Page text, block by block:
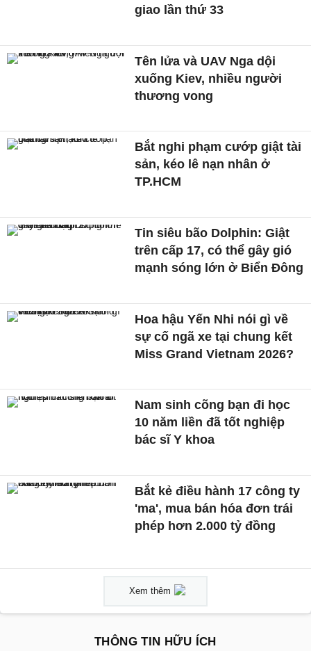
giao lần thứ 33
Tên lửa và UAV Nga dội
xuống Kiev, nhiều người
thương vong
Bắt nghi phạm cướp giật tài
sản, kéo lê nạn nhân ở
TP.HCM
Tin siêu bão Dolphin: Giật
trên cấp 17, có thể gây gió
mạnh sóng lớn ở Biển Đông
Hoa hậu Yến Nhi nói gì về
sự cố ngã xe tại chung kết
Miss Grand Vietnam 2026?
Nam sinh cõng bạn đi học
10 năm liền đã tốt nghiệp
bác sĩ Y khoa
Bắt kẻ điều hành 17 công ty
'ma', mua bán hóa đơn trái
phép hơn 2.000 tỷ đồng
Xem thêm
THÔNG TIN HỮU ÍCH